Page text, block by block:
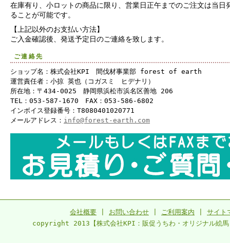
在庫有り、小ロットの商品に限り、営業日正午までのご注文は当日
ることが可能です。
【上記以外のお支払い方法】
ご入金確認後、発送予定日のご連絡を致します。
ご連絡先
ショップ名：株式会社KPI 間伐材事業部 forest of earth
運営責任者：小掠 英也（コガスミ ヒデナリ）
所在地：〒434-0025 静岡県浜松市浜名区善地 206
TEL：053-587-1670 FAX：053-586-6802
インボイス登録番号：T8080401020771
メールアドレス： info@forest-earth.com
会社概要 お問い合わせ ご利用案内
サイト
copyright 2013【株式会社KPI：販促うちわ・オリジナル